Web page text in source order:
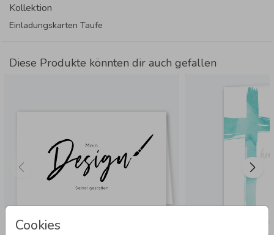
Cookies
Kollektion
Einladungskarten Taufe
Diese Produkte könnten dir auch gefallen